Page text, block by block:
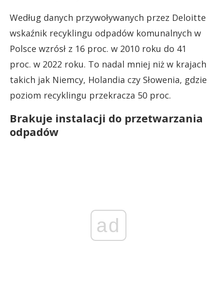
Według danych przywoływanych przez Deloitte
wskaźnik recyklingu odpadów komunalnych w
Polsce wzrósł z 16 proc. w 2010 roku do 41
proc. w 2022 roku. To nadal mniej niż w krajach
takich jak Niemcy, Holandia czy Słowenia, gdzie
poziom recyklingu przekracza 50 proc.
Brakuje instalacji do przetwarzania
odpadów
ad